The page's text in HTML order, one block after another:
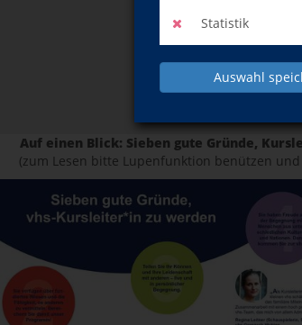
Statistik
Auswahl
Auf einen Blick: Sieben gute Gründe,
(zum Lesen bitte Lupenfunktion benützen